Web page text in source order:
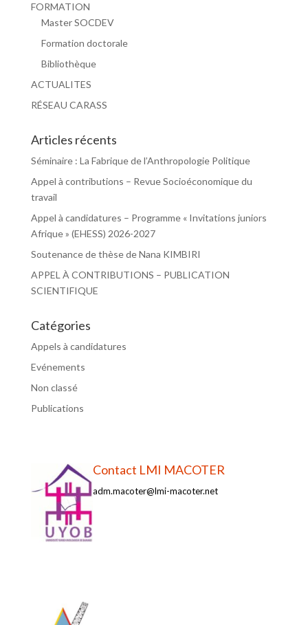
FORMATION
Master SOCDEV
Formation doctorale
Bibliothèque
ACTUALITES
RÉSEAU CARASS
Articles récents
Séminaire : La Fabrique de l’Anthropologie Politique
Appel à contributions – Revue Socioéconomique du
travail
Appel à candidatures – Programme « Invitations juniors
Afrique » (EHESS) 2026-2027
Soutenance de thèse de Nana KIMBIRI
APPEL À CONTRIBUTIONS – PUBLICATION
SCIENTIFIQUE
Catégories
Appels à candidatures
Evénements
Non classé
Publications
Contact LMI MACOTER
adm.macoter@lmi-macoter.net